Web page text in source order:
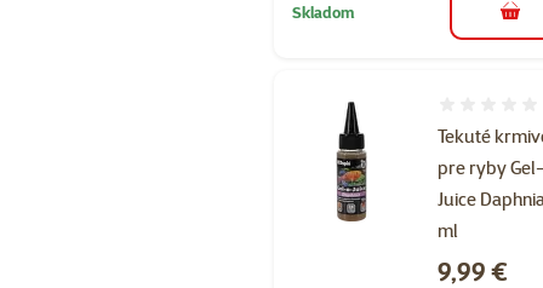
Skladom do
Tekuté
pre ryby
Juice
ml
Cena
9,99 €